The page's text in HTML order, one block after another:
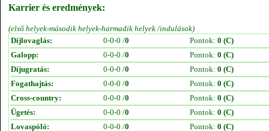
Karrier és eredmények:
(első helyek-második helyek-harmadik helyek /indulások)
Díjlovaglás:
0-0-0 /0 Pontok: 0 (C)
Galopp:
0-0-0 /0 Pontok: 0 (C)
Díjugratás:
0-0-0 /0 Pontok: 0 (C)
Fogathajtás:
0-0-0 /0 Pontok: 0 (C)
Cross-country:
0-0-0 /0 Pontok: 0 (C)
Ügetés:
0-0-0 /0 Pontok: 0 (C)
Lovaspóló:
0-0-0 /0 Pontok: 0 (C)